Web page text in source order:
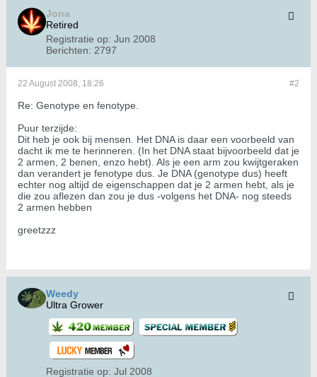
Jona
Retired
Registratie op: Jun 2008
Berichten: 2797
#2
22 August 2008, 18:26
Re: Genotype en fenotype.
Puur terzijde:
Dit heb je ook bij mensen. Het DNA is daar een voorbeeld van
dacht ik me te herinneren. (In het DNA staat bijvoorbeeld dat je
2 armen, 2 benen, enzo hebt). Als je een arm zou kwijtgeraken
dan verandert je fenotype dus. Je DNA (genotype dus) heeft
echter nog altijd de eigenschappen dat je 2 armen hebt, als je
die zou aflezen dan zou je dus -volgens het DNA- nog steeds
2 armen hebben
greetzzz
Weedy
Ultra Grower
Registratie op: Jul 2008